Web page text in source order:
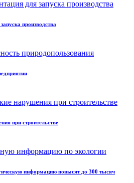
производства
при строительстве
информацию повысят до 300 тысяч